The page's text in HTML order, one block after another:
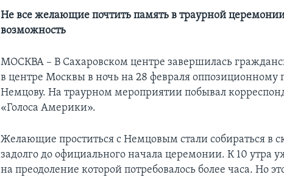
Не все желающие почтить память в траурной
возможность
МОСКВА – В Сахаровском центре завершилась
в центре Москвы в ночь на 28 февраля оппозиционному
Немцову. На траурном мероприятии побывал
«Голоса Америки».
Желающие проститься с Немцовым стали собираться в
задолго до официального начала церемонии. К 10 утра
на преодоление которой потребовалось более часа. Но